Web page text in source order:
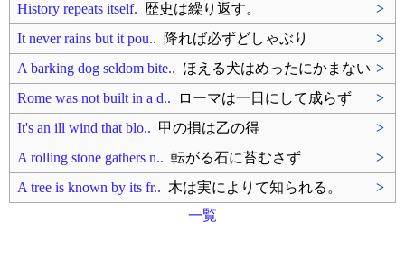
History repeats itself. 歴史は繰り返す。
>
It never rains but it pou.. 降れば必ずどしゃぶり
>
A barking dog seldom bite.. ほえる犬はめったにかまない >
Rome was not built in a d.. ローマは一日にして成らず
>
It's an ill wind that blo.. 甲の損は乙の得
>
A rolling stone gathers n.. 転がる石に苔むさず
>
A tree is known by its fr.. 木は実によりて知られる。
>
一覧